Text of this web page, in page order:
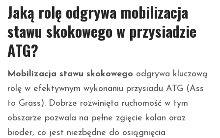
Jaką rolę odgrywa mobilizacja
stawu skokowego w przysiadzie
ATG?
Mobilizacja stawu skokowego odgrywa kluczową
rolę w efektywnym wykonaniu przysiadu ATG (Ass
to Grass). Dobrze rozwinięta ruchomość w tym
obszarze pozwala na pełne zgięcie kolan oraz
bioder, co jest niezbędne do osiągnięcia